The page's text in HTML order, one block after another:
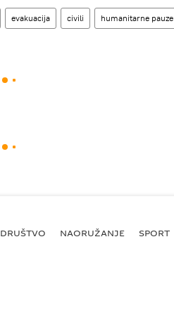
evakuacija civili humanitarne pauze
DRUŠTVO NAORUŽANJE SPORT